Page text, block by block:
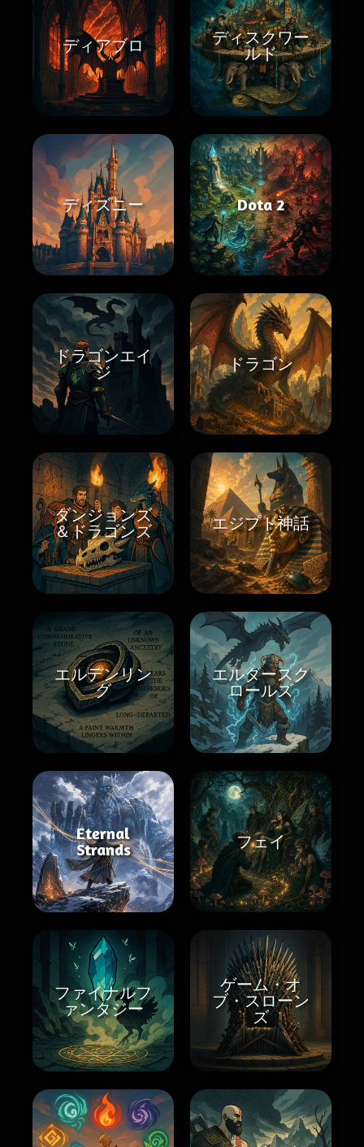
ディアブロ
ディスクワー
ルド
ディズニー Dota 2
ドラゴンエイ
ジ
ドラゴン
ダンジョンズ
＆ドラゴンズ
エジプト神話
エルデンリン
グ
エルダースク
ロールズ
Eternal
Strands
フェイ
ファイナルフ
ァンタジー
ゲーム・オ
ブ・スローン
ズ